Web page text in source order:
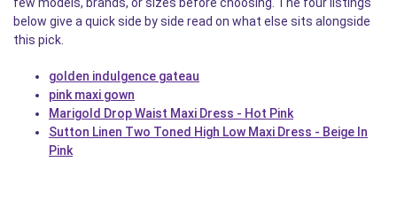
below give a quick side by side read on what else sits alongside
this pick.
golden indulgence gateau
pink maxi gown
Marigold Drop Waist Maxi Dress - Hot Pink
Sutton Linen Two Toned High Low Maxi Dress - Beige In
Pink